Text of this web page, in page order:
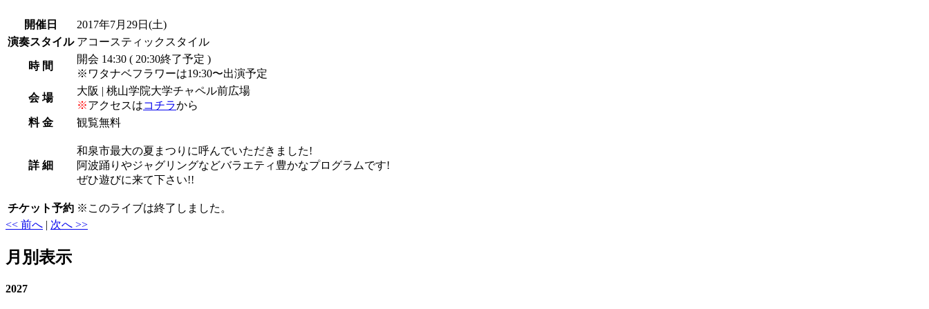
開催日 2017年7月29日 (土)
演奏スタイル アコースティックスタイル
時 間
開会 14:30 ( 20:30終了予定 )
※ワタナベフラワーは19:30〜出演予定
会 場
大阪 | 桃山学院大学チャペル前広場
※アクセスはコチラから
料 金
観覧無料
詳 細
和泉市最大の夏まつりに呼んでいただきました!
阿波踊りやジャグリングなどバラエティ豊かなプログラムです!
ぜひ遊びに来て下さい!!
チケット予約 ※ このライブは終了しました。
<< 前へ | 次へ >>
月別表示
2027